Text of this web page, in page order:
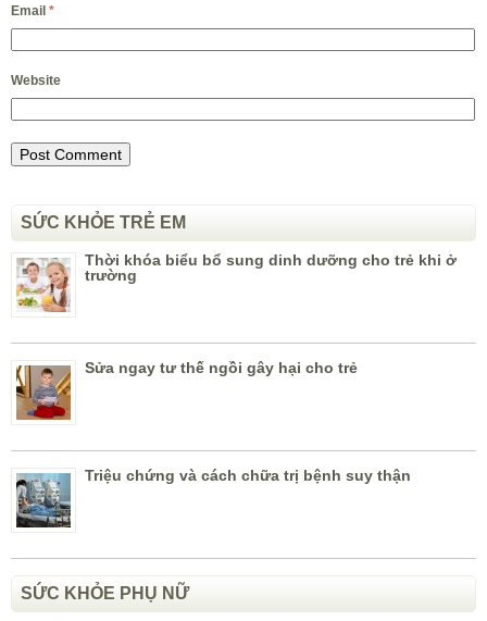
Email *
Website
SỨC KHỎE TRẺ EM
Thời khóa biểu bổ sung dinh dưỡng cho trẻ khi ở
trường
Sửa ngay tư thế ngồi gây hại cho trẻ
Triệu chứng và cách chữa trị bệnh suy thận
SỨC KHỎE PHỤ NỮ